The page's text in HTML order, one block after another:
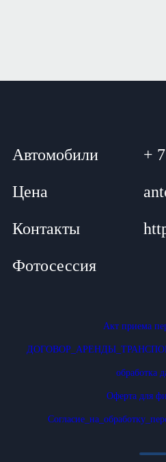
Автомобили
Цена
Контакты
Фотосессия
+
Акт приема
обработка
Оферта для